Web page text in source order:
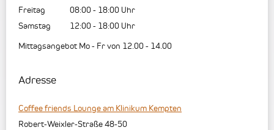
Freitag
08:00- 18:00 Uhr
Samstag
12:00- 18:00 Uhr
Mittagsangebot Mo - Fr von 12.00 - 14.00
Adresse
Coffee friends Lounge am Klinikum Kempten
Robert-Weixler-Straße 48-50